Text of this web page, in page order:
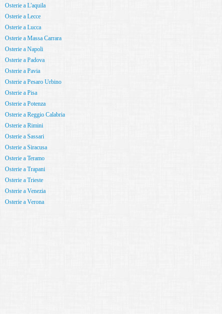
Osterie a L'aquila
Osterie a Lecce
Osterie a Lucca
Osterie a Massa Carrara
Osterie a Napoli
Osterie a Padova
Osterie a Pavia
Osterie a Pesaro Urbino
Osterie a Pisa
Osterie a Potenza
Osterie a Reggio Calabria
Osterie a Rimini
Osterie a Sassari
Osterie a Siracusa
Osterie a Teramo
Osterie a Trapani
Osterie a Trieste
Osterie a Venezia
Osterie a Verona